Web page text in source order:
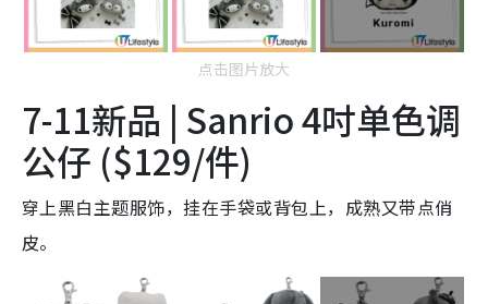
点击图片放大
7-11新品 | Sanrio 4吋单色调
公仔 ($129/件)
穿上黑白主题服饰，挂在手袋或背包上，成熟又带点俏
皮。